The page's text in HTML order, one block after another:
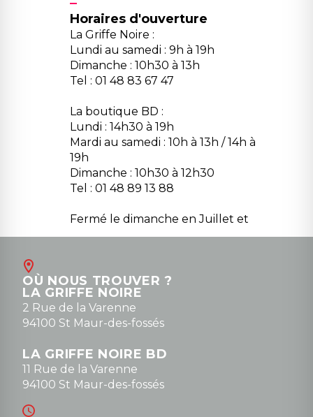
Horaires d'ouverture
La Griffe Noire :
Lundi au samedi : 9h à 19h
Dimanche : 10h30 à 13h
Tel : 01 48 83 67 47
La boutique BD :
Lundi : 14h30 à 19h
Mardi au samedi : 10h à 13h / 14h à
19h
Dimanche : 10h30 à 12h30
Tel : 01 48 89 13 88
Fermé le dimanche en Juillet et
Août
contact@la-griffe-noire.com
0148836747
OÙ NOUS TROUVER ?
LA GRIFFE NOIRE
2 Rue de la Varenne
94100 St Maur-des-fossés
LA GRIFFE NOIRE BD
11 Rue de la Varenne
94100 St Maur-des-fossés